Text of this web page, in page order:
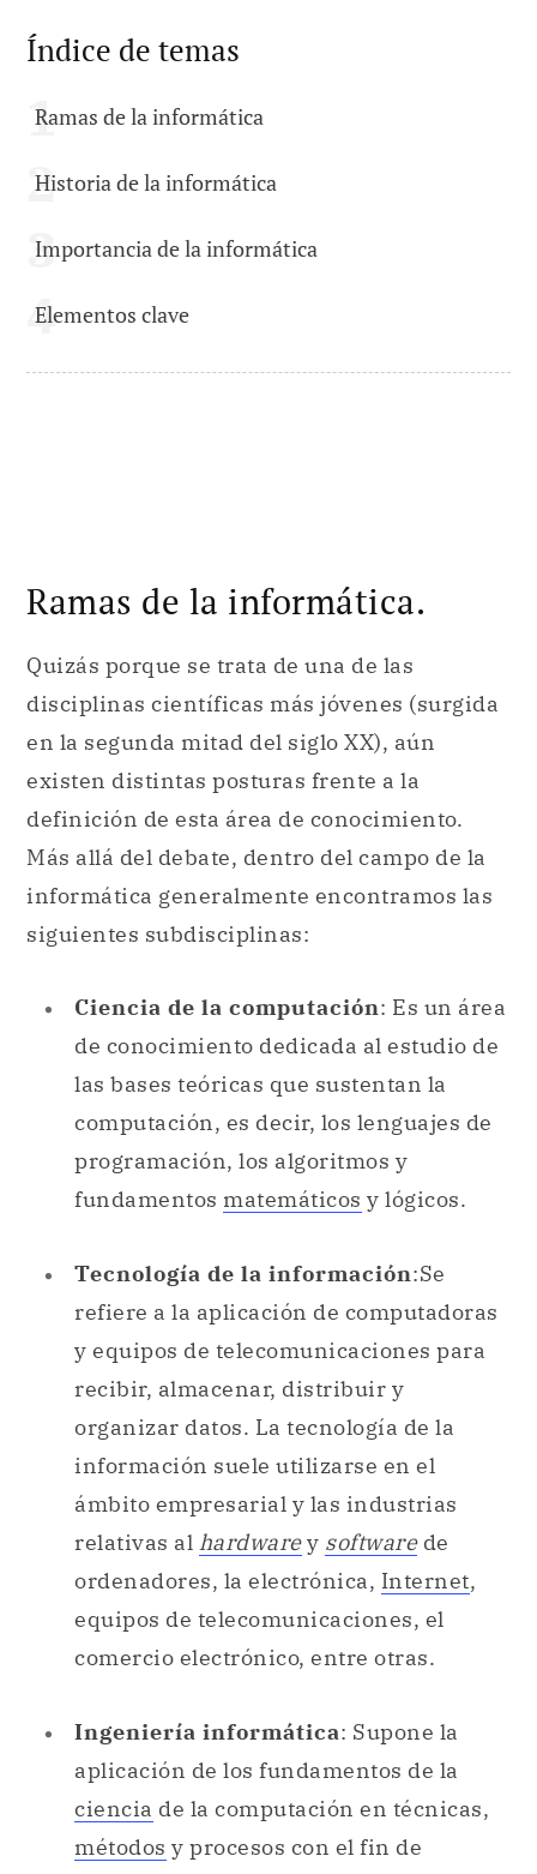
Índice de temas
Ramas de la informática
Historia de la informática
Importancia de la informática
Elementos clave
en la segunda mitad del siglo XX), aún
definición de esta área de conocimiento.
Más allá del debate, dentro del campo de la
informática generalmente encontramos las
siguientes subdisciplinas:
Ciencia de la computación: Es un área
de conocimiento dedicada al estudio de
las bases teóricas que sustentan la
programación, los algoritmos y
fundamentosmatemáticos y lógicos.
Tecnología de la información:Se
refiere a la aplicación de computadoras
y equipos de telecomunicaciones para
organizar datos. La tecnología de la
información suele utilizarse en el
ámbito empresarial y las industrias
relativas alhardwareysoftware
ordenadores, la electrónica,Internet
equipos de telecomunicaciones, el
comercio electrónico, entre otras.
Ingeniería informática: Supone la
aplicación de los fundamentos de la
cienciade la computación en técnicas,
desarrollar soluciones integrales de
cómputo y comunicaciones, capaces de
procesar información de manera
automática.